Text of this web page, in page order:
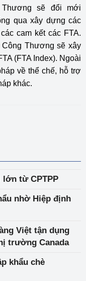
sẽ đổi mới
qua xây dựng các
cam kết các FTA.
Thương sẽ xây
(FTA Index). Ngoài
về thể chế, hỗ trợ
khác.
từ CPTPP
nhờ Hiệp định
Việt tận dụng
trường Canada
khẩu chè